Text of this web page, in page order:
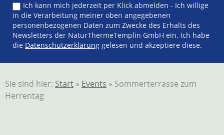
Ich kann mich jederzeit per Klick abmelden - Ich willige
in die Verarbeitung meiner oben angegebenen
personenbezogenen Daten zum Zwecke des Erhalts des
Newsletters der NaturThermeTemplin GmbH ein. Ich habe
die Datenschutzerklärung gelesen und akzeptiere diese.
Sie sind hier: Start » Events » Sommerterrasse zum
Herrentag